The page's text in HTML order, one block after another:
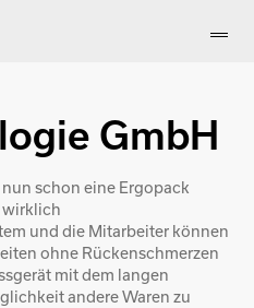
GmbH
schon eine Ergopack
wirklich
und die Mitarbeiter können
ohne Rückenschmerzen
mit dem langen
andere Waren zu